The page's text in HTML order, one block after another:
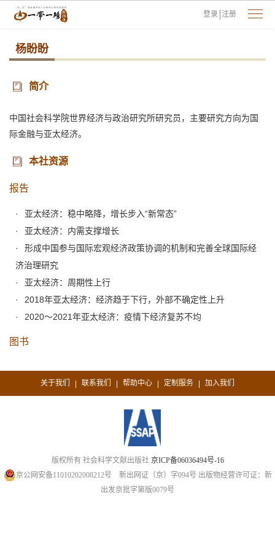
登录 注册
杨盼盼
简介
中国社会科学院世界经济与政治研究所研究员，主要研究方向为国
际金融与亚太经济。
本社资源
报告
亚太经济：稳中略降，增长步入“新常态”
亚太经济：内需支撑增长
形成中国参与国际宏观经济政策协调的机制和完善全球国际经
济治理研究
亚太经济：周期性上行
2018年亚太经济：经济趋于下行，外部不确定性上升
2020～2021年亚太经济：疫情下经济复苏不均
图书
关于我们 | 联系我们 | 帮助中心 | 定制服务 | 加入我们
版权所有 社会科学文献出版社 京ICP备06036494号-16
京公网安备11010202008212号 新出网证（京）字094号 出版物经营许可证：新
出发京批字第版0079号